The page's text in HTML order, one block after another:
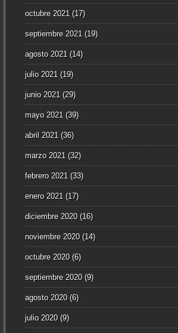
octubre 2021(17)
septiembre 2021(19)
agosto 2021(14)
julio 2021(19)
junio 2021(29)
mayo 2021(39)
abril 2021(36)
marzo 2021(32)
febrero 2021(33)
enero 2021(17)
diciembre 2020(16)
noviembre 2020(14)
octubre 2020(6)
septiembre 2020(9)
agosto 2020(6)
julio 2020(9)